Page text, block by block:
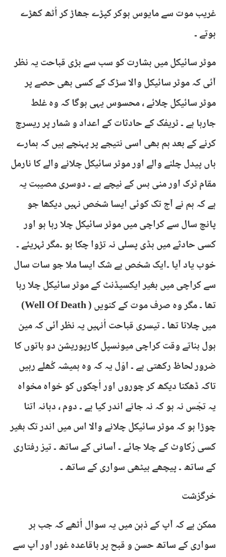
غریب موت سے مایوس ہوکر کپڑے جھاڑ کر اُٹھ کھڑے
ہوتے ۔
موٹر سائیکل میں بشارت کو سب سے بڑی قباحت یہ نظر
آئی کہ موٹر سائیکل والا سڑک کے کسی بھی حصے پر
موٹر سائیکل چلائے ، محسوس یہی ہوگا کہ وہ غلط
جارہا ہے ۔ ٹریفک کے حادثات کے اعداد و شمار پر ریسرچ
کرنے کے بعد ہم بھی اسی نتیجے پر پہنچے ہیں کہ ہمارے
ہاں پیدل چلنے والے اور موٹر سائیکل چلانے والے کا نارمل
مقام ٹرک اور منی بس کے نیچے ہے ۔ دوسری مصیبت یہ
ہے کہ ہم نے آج تک کوئی ایسا شخص نہیں دیکھا جو
پانچ سال سے کراچی میں موٹر سائیکل چلا رہا ہو اور
کسی حادثے میں ہڈی پسلی نہ تڑوا چکا ہو ۔مگر ٹہریئے ۔
خوب یاد آیا ۔ایک شخص بے شک ایسا ملا جو سات سال
سے کراچی میں بغیر ایکسیڈنٹ کے موٹر سائیکل چلا رہا
تھا ۔ مگر وہ صرف موت کے کنویں ( Well Of Death)
میں چلاتا تھا ۔ تیسری قباحت اُنہیں یہ نظر آئی کہ مین
ہول بناتے وقت کراچی میونسپل کارپوریشن دو باتوں کا
ضرور لحاظ رکھتی ہے ۔ اوّل یہ کہ وہ ہمیشہ کُھلے رہیں
تاکہ ڈھکنا دیکھ کر چوروں اور اُچکوں کو خواہ مخواہ
یہ تجّس نہ ہو کہ نہ جانے اندر کیا ہے ۔ دوم ، دہانہ اتنا
چوڑا ہو کہ موٹر سائیکل چلانے والا اس میں اندر تک بغیر
کسی رُکاوٹ کے چلا جائے ۔ آسانی کے ساتھ ۔ تیز رفتاری
کے ساتھ ۔ پیچھے بیٹھی سواری کے ساتھ ۔
خرگزشت
ممکن ہے کہ آپ کے ذہن میں یہ سوال اُٹھے کہ جب ہر
سواری کے ساتھ حسن و قبح پر باقاعدہ غور اور آپ سے